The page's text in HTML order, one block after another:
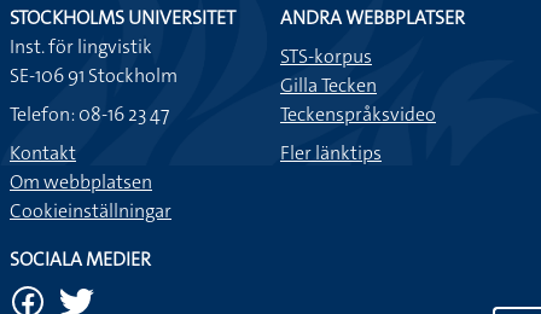
STOCKHOLMS UNIVERSITET
Inst. för lingvistik
SE-106 91 Stockholm
Telefon: 08-16 23 47
Kontakt
Om webbplatsen
Cookieinställningar
ANDRA WEBBPLATSER
STS-korpus
Gilla Tecken
Teckenspråksvideo
Fler länktips
SOCIALA MEDIER